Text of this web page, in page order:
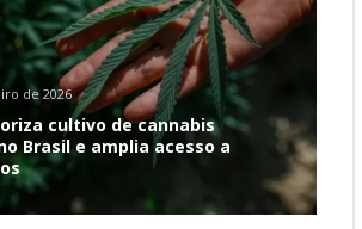
de 2026
cultivo de cannabis
Brasil e amplia acesso a